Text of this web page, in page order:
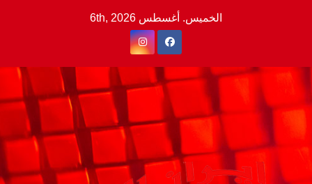
الخميس. أغسطس 6th, 2026